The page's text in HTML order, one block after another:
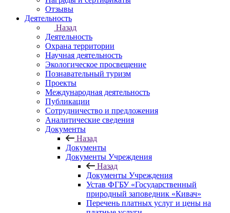
Отзывы
Деятельность
Назад
Деятельность
Охрана территории
Научная деятельность
Экологическое просвещение
Познавательный туризм
Проекты
Международная деятельность
Публикации
Сотрудничество и предложения
Аналитические сведения
Документы
Назад
Документы
Документы Учреждения
Назад
Документы Учреждения
Устав ФГБУ «Государственный
природный заповедник «Кивач»
Перечень платных услуг и цены на